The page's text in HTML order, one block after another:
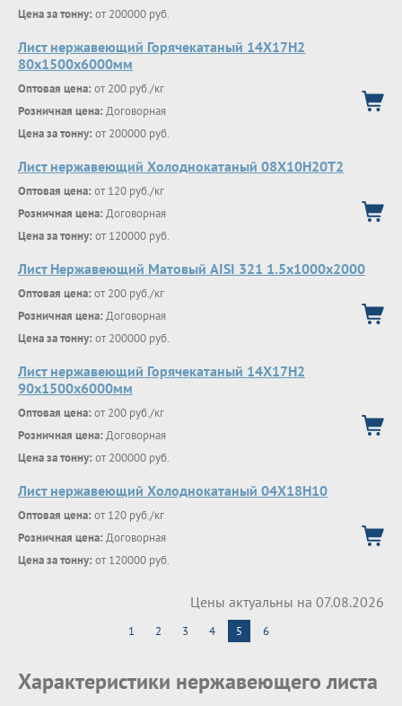
Цена за тонну: от 200000 руб.
Лист нержавеющий Горячекатаный 14Х17Н2
80x1500x6000мм
Оптовая цена: от 200 руб./кг
Розничная цена: Договорная
Цена за тонну: от 200000 руб.
Лист нержавеющий Холоднокатаный 08X10H20T2
Оптовая цена: от 120 руб./кг
Розничная цена: Договорная
Цена за тонну: от 120000 руб.
Лист Нержавеющий Матовый AISI 321 1.5х1000х2000
Оптовая цена: от 200 руб./кг
Розничная цена: Договорная
Цена за тонну: от 200000 руб.
Лист нержавеющий Горячекатаный 14Х17Н2
90x1500x6000мм
Оптовая цена: от 200 руб./кг
Розничная цена: Договорная
Цена за тонну: от 200000 руб.
Лист нержавеющий Холоднокатаный 04X18H10
Оптовая цена: от 120 руб./кг
Розничная цена: Договорная
Цена за тонну: от 120000 руб.
Цены актуальны на 07.08.2026
1 2 3 4 5 6
Характеристики нержавеющего листа